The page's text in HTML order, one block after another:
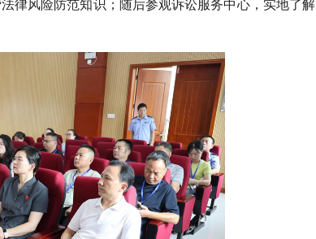
律风险防范知识；随后参观诉讼服务中心，实地了解